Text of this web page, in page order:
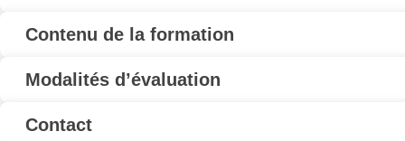
Contenu de la formation
Modalités d’évaluation
Contact